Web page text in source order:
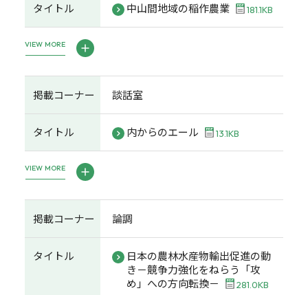
タイトル 中山間地域の稲作農業 181.1KB
VIEW MORE
掲載コーナー 談話室
タイトル 内からのエール 13.1KB
VIEW MORE
掲載コーナー 論調
タイトル
日本の農林水産物輸出促進の動
き－競争力強化をねらう「攻
め」への方向転換－
281.0KB